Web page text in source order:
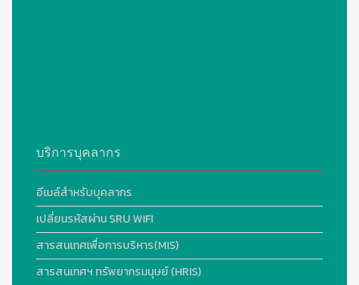
บริการบุคลากร
อีเมล์สำหรับบุคลากร
เปลี่ยนรหัสผ่าน SRU WIFI
สารสนเทศเพื่อการบริหาร(MIS)
สารสนเทศฯ ทรัพยากรมนุษย์ (HRIS)